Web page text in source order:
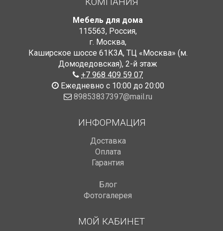
Мебель для дома
115563, Россия,
г. Москва,
Каширское шоссе 61К3А, ТЦ «Москва» (м.
Домодедовская), 2-й этаж
+7 968 409 59 07
Ежедневно с 10:00 до 20:00
89853837397@mail.ru
ИНФОРМАЦИЯ
Доставка
Оплата
Гарантия
Блог
Фотогалерея
МОЙ КАБИНЕТ